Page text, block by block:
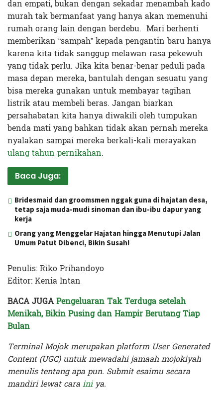
dan empati, bukan dengan sekadar menambah kado
murah tak bermanfaat yang hanya akan memenuhi
rumah orang lain dengan berdebu. Mari berhenti
memberikan “sampah” kepada pengantin baru hanya
karena kita tidak sanggup melawan rasa pekewuh
yang tidak perlu. Jika kita benar-benar peduli pada
masa depan mereka, bantulah dengan sesuatu yang
bisa mereka gunakan untuk membayar tagihan
listrik atau membeli beras. Jangan biarkan
persahabatan kita hanya diwakili oleh tumpukan
benda mati yang bahkan tidak akan pernah mereka
nyalakan sampai mereka berkali-kali merayakan
ulang tahun pernikahan.
Baca Juga:
Bridesmaid dan groomsmen nggak guna di hajatan desa,
tetap saja muda-mudi sinoman dan ibu-ibu dapur yang
kerja
Orang yang Menggelar Hajatan hingga Menutupi Jalan
Umum Patut Dibenci, Bikin Susah!
Penulis: Riko Prihandoyo
Editor: Kenia Intan
BACA JUGAPengeluaran Tak Terduga setelah
Menikah, Bikin Pusing dan Hampir Berutang Tiap
Bulan
Terminal Mojok merupakan platform User Generated
Content (UGC) untuk mewadahi jamaah mojokiyah
menulis tentang apa pun. Submit esaimu secara
mandiri lewat carainiya.